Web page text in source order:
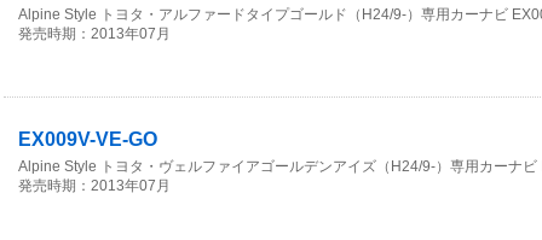
Alpine Style トヨタ・アルファードタイプゴールド（H24/9-）専用カーナビ
発売時期：2013年07月
EX009V-VE-GO
Alpine Style トヨタ・ヴェルファイアゴールデンアイズ（H24/9-）専用カーナビ
発売時期：2013年07月